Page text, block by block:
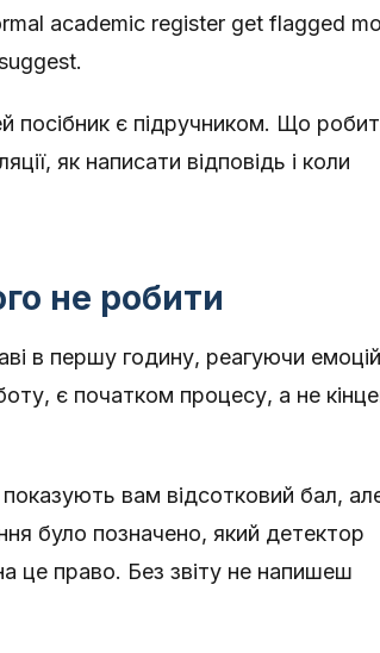
academic register get flagged
посібник є підручником. Що
як написати відповідь і коли
не робити
в першу годину, реагуючи
є початком процесу, а не
показують вам відсотковий бал,
було позначено, який детектор
це право. Без звіту не напишеш